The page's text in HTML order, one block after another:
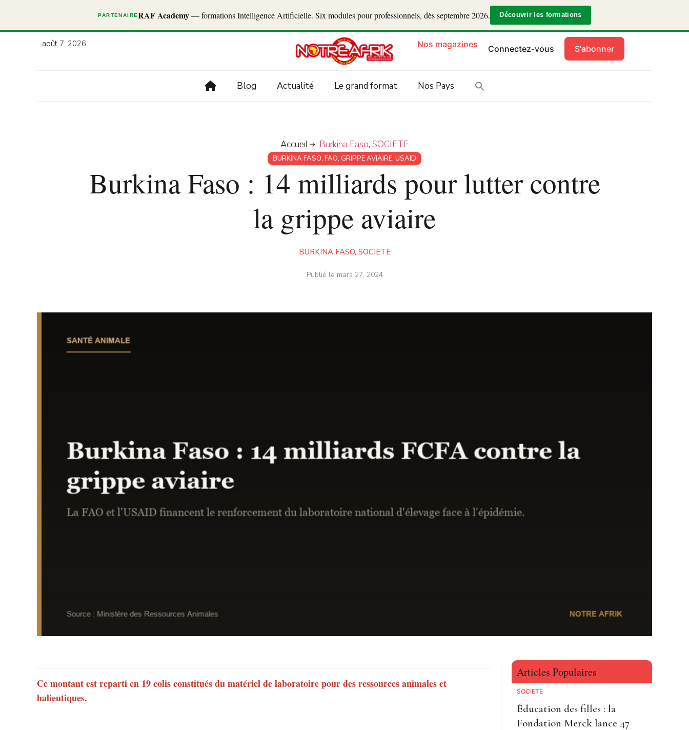
PARTENAIRERAF Academy— formations Intelligence Artificielle. Six modules pour professionnels, dès septembre 2026. Découvrir les formations
août 7, 2026 Nos magazines Connectez-vous S'abonner
Blog Actualité Le grand format Nos Pays
Accueil Burkina Faso, SOCIETE
BURKINA FASO, FAO, GRIPPE AVIAIRE, USAID
Burkina Faso : 14 milliards pour lutter contre
la grippe aviaire
BURKINA FASO, SOCIETE
Publié le mars 27, 2024
Ce montant est reparti en 19 colis constitués du matériel de laboratoire pour des ressources animales et
halieutiques.
Articles Populaires
SOCIETE
Éducation des filles : la
Fondation Merck lance 47